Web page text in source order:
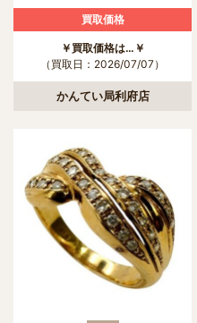
買取価格
￥買取価格は…￥
（買取日：2026/07/07）
かんてい局利府店